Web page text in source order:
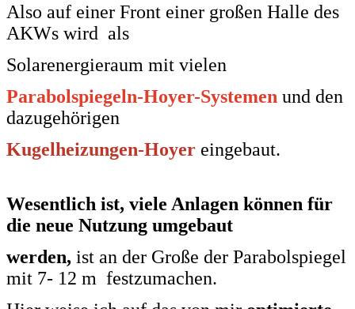
Also auf einer Front einer großen Halle des
AKWs wird als
Solarenergieraum mit vielen
Parabolspiegeln-Hoyer-Systemen und den
dazugehörigen
Kugelheizungen-Hoyer eingebaut.
Wesentlich ist, viele Anlagen können für
die neue Nutzung umgebaut
werden, ist an der Große der Parabolspiegel
mit 7- 12 m festzumachen.